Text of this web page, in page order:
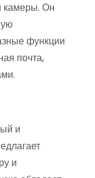
камеры. Он
функции
почта,
и
и